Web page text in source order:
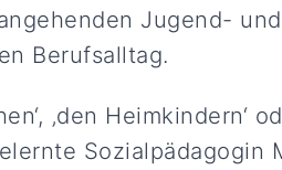
Jugend-
Berufsalltag.
‚den Heimkindern‘
Sozialpädagogin